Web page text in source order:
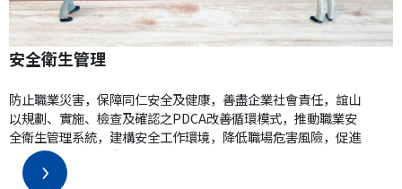
安全衛生管理
防止職業災害，保障同仁安全及健康，善盡企業社會責任，誼山
以規劃、實施、檢查及確認之PDCA改善循環模式，推動職業安
全衛生管理系統，建構安全工作環境，降低職場危害風險，促進
健康管理，達成安全零事故目標。